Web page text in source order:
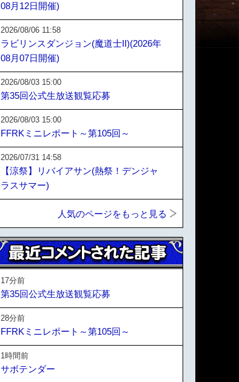
08月12日開催)
2026/08/06 11:58
ラビリンスダンジョン(魔道士II)(2026年
08月07日開催)
2026/08/03 15:00
第35回公式生放送観覧応募
2026/08/03 15:00
FFRKミニレポート～第105回～
2026/07/31 14:58
【涼祭】リバイアサン(熱祭！デンジャ
ラスサマー)
人気のページをもっと見る
17分前
第35回公式生放送観覧応募
28分前
FFRKミニレポート～第105回～
1時間前
サボテンダー